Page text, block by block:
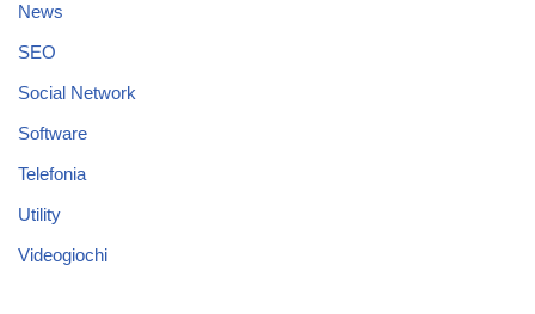
News
SEO
Social Network
Software
Telefonia
Utility
Videogiochi